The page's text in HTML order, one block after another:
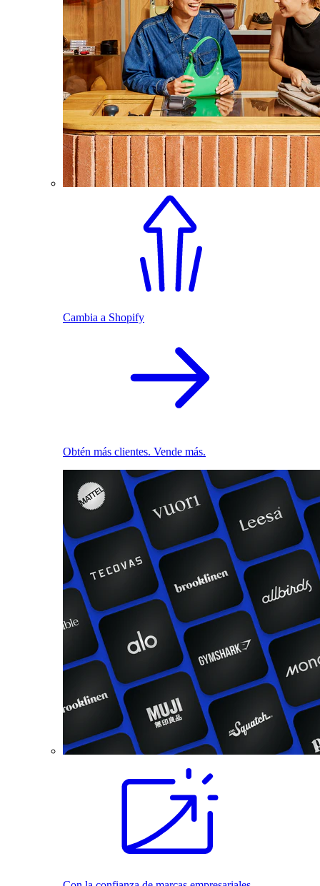
Cambia a Shopify
Obtén más clientes. Vende más.